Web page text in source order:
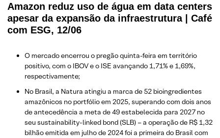
Amazon reduz uso de água em data centers
apesar da expansão da infraestrutura | Café
com ESG, 12/06
O mercado encerrou o pregão quinta-feira em território
positivo, com o IBOV e o ISE avançando 1,71% e 1,69%,
respectivamente;
No Brasil, a Natura atingiu a marca de 52 bioingredientes
amazônicos no portfólio em 2025, superando com dois anos
de antecedência a meta de 49 estabelecida para 2027 no
seu sustainability-linked bond (SLB) – a operação de R$ 1,32
bilhão emitida em julho de 2024 foi a primeira do Brasil com